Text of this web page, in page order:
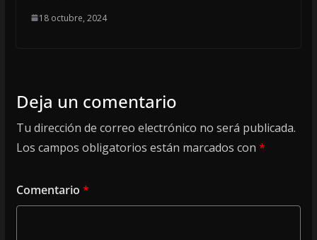
18 octubre, 2024
Deja un comentario
Tu dirección de correo electrónico no será publicada.
Los campos obligatorios están marcados con *
Comentario *